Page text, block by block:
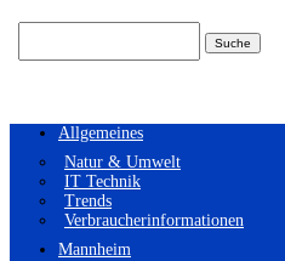
Allgemeines
Natur & Umwelt
IT Technik
Trends
Verbraucherinformationen
Mannheim